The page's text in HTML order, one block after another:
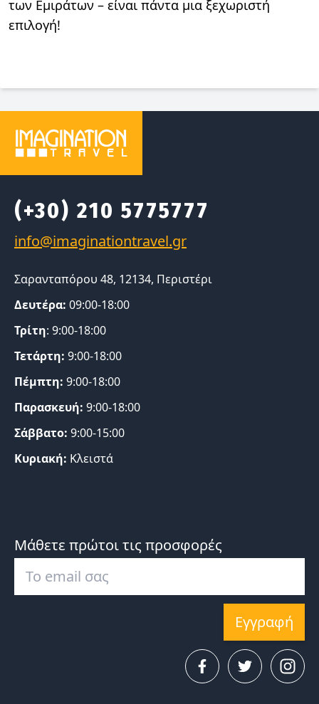
των Εμιράτων – είναι πάντα μια ξεχωριστή
επιλογή!
(+30) 210 5775777
Σαρανταπόρου 48, 12134, Περιστέρι
Δευτέρα: 09:00-18:00
Τρίτη: 9:00-18:00
Τετάρτη: 9:00-18:00
Πέμπτη: 9:00-18:00
Παρασκευή: 9:00-18:00
Σάββατο: 9:00-15:00
Κυριακή: Κλειστά
Μάθετε πρώτοι τις προσφορές
Εγγραφή